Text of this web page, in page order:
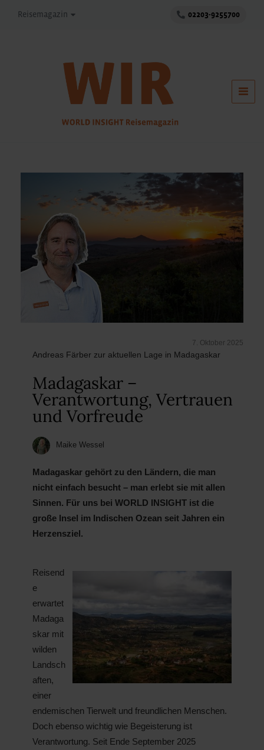
Reisemagazin 02203-9255700
Andreas Färber zur aktuellen Lage in Madagaskar
7. Oktober 2025
Madagaskar –
Verantwortung, Vertrauen
und Vorfreude
Maike Wessel
Madagaskar gehört zu den Ländern, die man
nicht einfach besucht – man erlebt sie mit allen
Sinnen. Für uns bei WORLD INSIGHT ist die
große Insel im Indischen Ozean seit Jahren ein
Herzensziel.
Reisend
e
erwartet
Madaga
skar mit
wilden
Landsch
aften,
einer
endemischen Tierwelt und freundlichen Menschen.
Doch ebenso wichtig wie Begeisterung ist
Verantwortung. Seit Ende September 2025